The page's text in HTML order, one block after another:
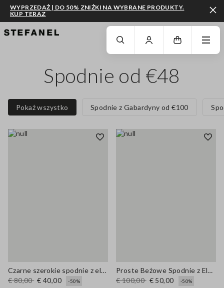
PRZEJDŹ DO GŁÓWNEJ TREŚCI PRZEWIŃ NA DÓŁ STRONY
WYPRZEDAŻ | DO 50% ZNIŻKI NA WYBRANE PRODUKTY.
KUP TERAZ
Spodnie od €48
Pokaż wszystko Spodnie z Gabardyny od €100
Czarne szerokie spodnie z elastycznej mieszanki wiskozy
€ 80,00 € 40,00
-50%
Proste Beżowe Spodnie z Elastycznej Bawełny
€ 100,00 € 50,00
-50%